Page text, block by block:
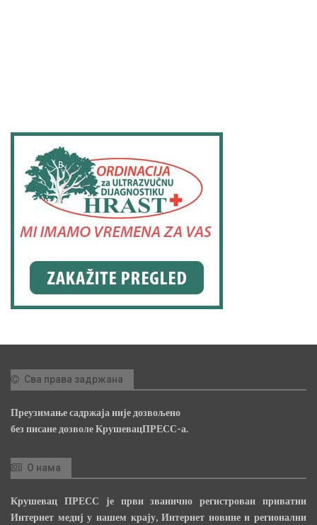
Сва права задржана
Преузимање садржаја није дозвољено
без писане дозволе КрушевацПРЕСС-а.
О нама
Крушевац ПРЕСС је први званично регистрован приватни
Интернет медиј у нашем крају, Интернет новине и регионални